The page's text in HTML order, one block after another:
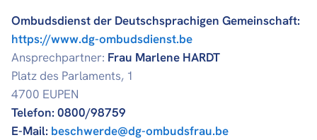
Ombudsdienst der Deutschsprachigen Gemeinschaft:
https://www.dg-ombudsdienst.be
Ansprechpartner: Frau Marlene HARDT
Platz des Parlaments, 1
4700 EUPEN
Telefon: 0800/98759
E-Mail: beschwerde@dg-ombudsfrau.be